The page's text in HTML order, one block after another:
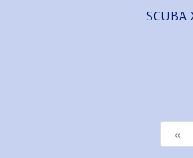
SCUBA
«